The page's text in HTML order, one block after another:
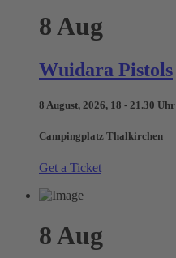
8Aug
Wuidara Pistols
8 August, 2026, 18 - 21.30 Uhr
Campingplatz Thalkirchen
Get a Ticket
8 Aug